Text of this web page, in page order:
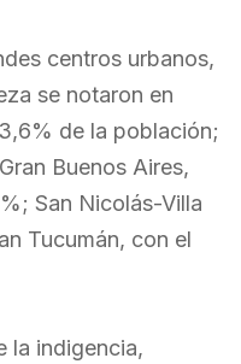
centros urbanos,
se notaron en
de la población;
Buenos Aires,
San Nicolás-Villa
Tucumán, con el
la indigencia,